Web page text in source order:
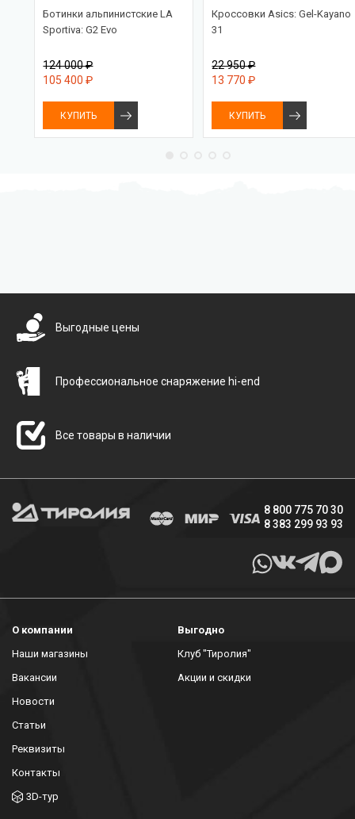
Ботинки альпинистские LA
Sportiva: G2 Evo
124 000 ₽
105 400 ₽
КУПИТЬ
Кроссовки Asics: Gel-Kayano
31
22 950 ₽
13 770 ₽
КУПИТЬ
Выгодные цены
Профессиональное снаряжение hi-end
Все товары в наличии
8 800 775 70 30
8 383 299 93 93
О компании
Наши магазины
Вакансии
Новости
Статьи
Реквизиты
Контакты
3D-тур
Выгодно
Клуб "Тиролия"
Акции и скидки